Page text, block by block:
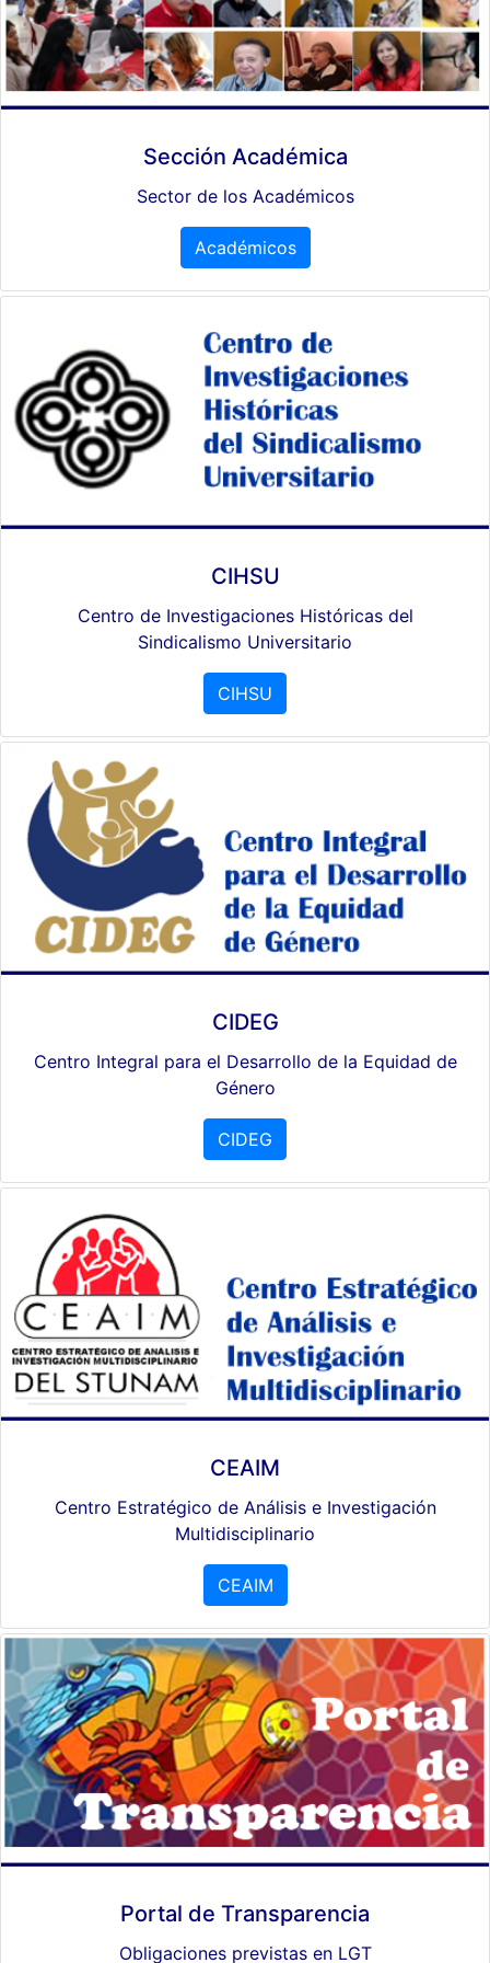
Sección Académica
Sector de los Académicos
Académicos
CIHSU
Centro de Investigaciones Históricas del
Sindicalismo Universitario
CIHSU
CIDEG
Centro Integral para el Desarrollo de la Equidad de
Género
CIDEG
CEAIM
Centro Estratégico de Análisis e Investigación
Multidisciplinario
CEAIM
Portal de Transparencia
Obligaciones previstas en LGT